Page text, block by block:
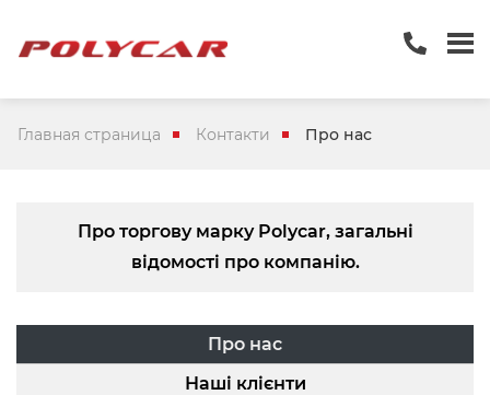
Главная страница Контакти Про нас
Про торгову марку Polycar, загальні
відомості про компанію.
Про нас
Наші клієнти